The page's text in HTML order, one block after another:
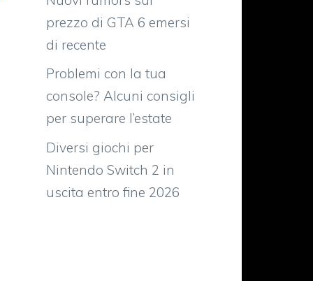
prezzo di GTA 6 emersi
di recente
Problemi con la tua
console? Alcuni consigli
per superare l’estate
Diversi giochi per
Nintendo Switch 2 in
uscita entro fine 2026